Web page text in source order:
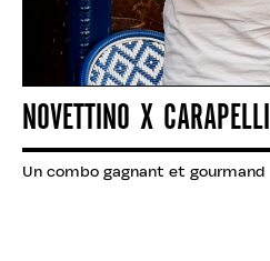
NOVETTINO X CARAPELLI
Un combo gagnant et gourmand